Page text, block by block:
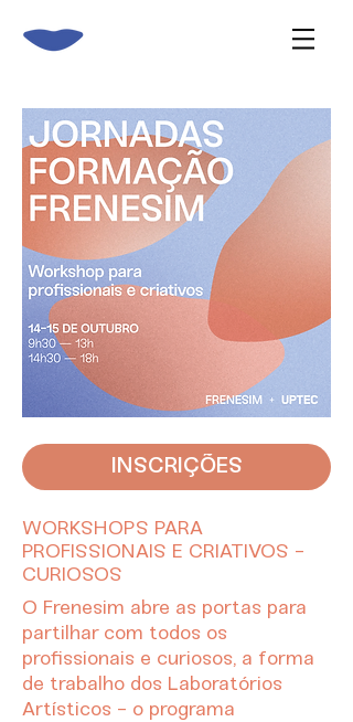
INSCRIÇÕES
WORKSHOPS PARA
PROFISSIONAIS E CRIATIVOS -
CURIOSOS
O Frenesim abre as portas para
partilhar com todos os
profissionais e curiosos, a forma
de trabalho dos Laboratórios
Artísticos - o programa